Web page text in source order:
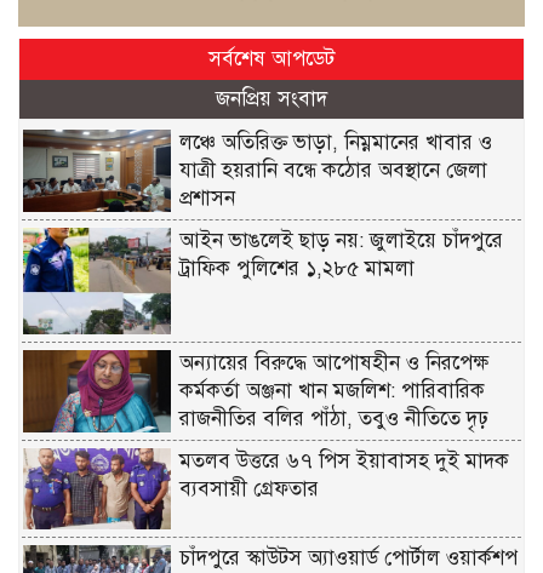
সর্বশেষ আপডেট
জনপ্রিয় সংবাদ
লঞ্চে অতিরিক্ত ভাড়া, নিম্নমানের খাবার ও
যাত্রী হয়রানি বন্ধে কঠোর অবস্থানে জেলা
প্রশাসন
আইন ভাঙলেই ছাড় নয়: জুলাইয়ে চাঁদপুরে
ট্রাফিক পুলিশের ১,২৮৫ মামলা
অন্যায়ের বিরুদ্ধে আপোষহীন ও নিরপেক্ষ
কর্মকর্তা অঞ্জনা খান মজলিশ: পারিবারিক
রাজনীতির বলির পাঁঠা, তবুও নীতিতে দৃঢ়
মতলব উত্তরে ৬৭ পিস ইয়াবাসহ দুই মাদক
ব্যবসায়ী গ্রেফতার
চাঁদপুরে স্কাউটস অ্যাওয়ার্ড পোর্টাল ওয়ার্কশপ